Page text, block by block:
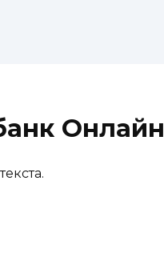
Онлайн